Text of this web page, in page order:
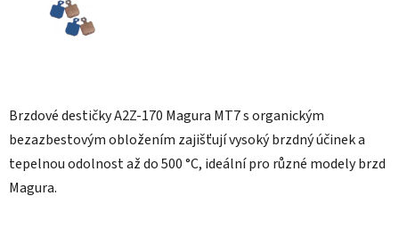
Brzdové destičky A2Z-170 Magura MT7 s organickým
bezazbestovým obložením zajišťují vysoký brzdný účinek a
tepelnou odolnost až do 500 °C, ideální pro různé modely brzd
Magura.